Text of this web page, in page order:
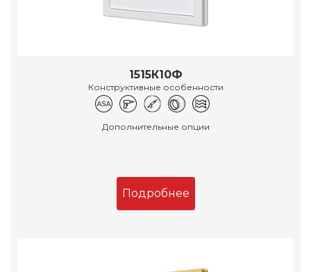
1515К10Ф
Конструктивные особенности
Дополнительные опции
Подробнее